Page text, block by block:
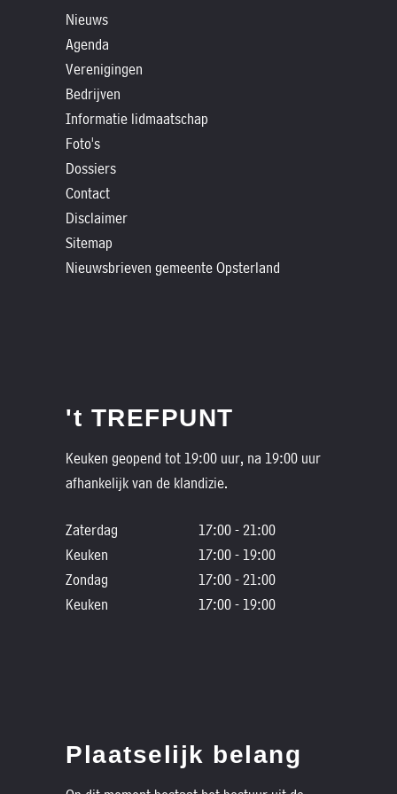
Nieuws
Agenda
Verenigingen
Bedrijven
Informatie lidmaatschap
Foto's
Dossiers
Contact
Disclaimer
Sitemap
Nieuwsbrieven gemeente Opsterland
't TREFPUNT
Keuken geopend tot 19:00 uur, na 19:00 uur
afhankelijk van de klandizie.
Zaterdag
17:00 - 21:00
Keuken
17:00 - 19:00
Zondag
17:00 - 21:00
Keuken
17:00 - 19:00
Plaatselijk belang
Historische
verhalen
Dossiers
Contact
Nieuwsbrieven
gemeente
Opsterland